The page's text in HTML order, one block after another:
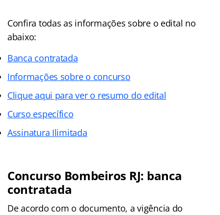
Confira todas as informações sobre o edital no
abaixo:
Banca contratada
Informações sobre o concurso
Clique aqui para ver o resumo do edital
Curso específico
Assinatura Ilimitada
Concurso Bombeiros RJ: banca
contratada
De acordo com o documento, a vigência do